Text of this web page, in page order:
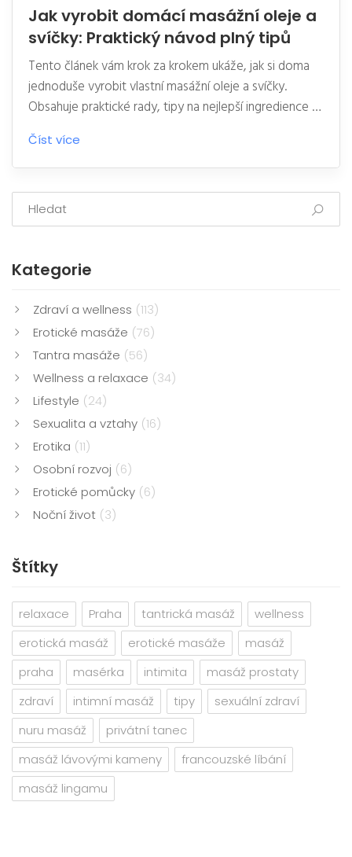
Jak vyrobit domácí masážní oleje a
svíčky: Praktický návod plný tipů
Tento článek vám krok za krokem ukáže, jak si doma
jednoduše vyrobit vlastní masážní oleje a svíčky.
Obsahuje praktické rady, tipy na nejlepší ingredience a
postupy, které zvládne každý. Naučíte se, jak vytvořit
produkty přizpůsobené vašim preferencím a
potřebám.
Číst více
Kategorie
Zdraví a wellness (113)
Erotické masáže (76)
Tantra masáže (56)
Wellness a relaxace (34)
Lifestyle (24)
Sexualita a vztahy (16)
Erotika (11)
Osobní rozvoj (6)
Erotické pomůcky (6)
Noční život (3)
Štítky
relaxace Praha tantrická masáž
wellness
erotická masáž
erotické masáže
masáž
praha
masérka intimita
masáž prostaty
zdraví
intimní masáž tipy
sexuální zdraví
nuru masáž
privátní tanec
masáž lávovými kameny
francouzské líbání
masáž lingamu